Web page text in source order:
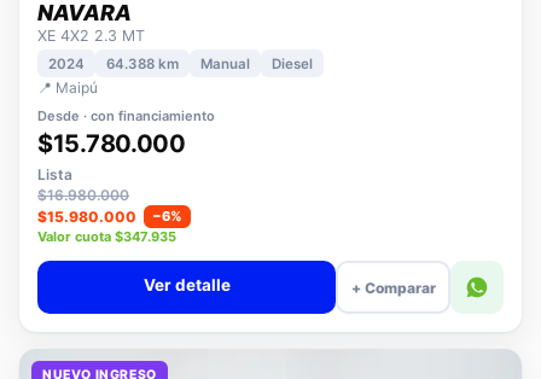
NISSAN
NAVARA
XE 4X2 2.3 MT
2024
📍 Maipú
Desde · con financiamiento
$15.780.000
Lista
$16.980.000
$15.980.000
−6%
Valor cuota $347.935
+ Comparar